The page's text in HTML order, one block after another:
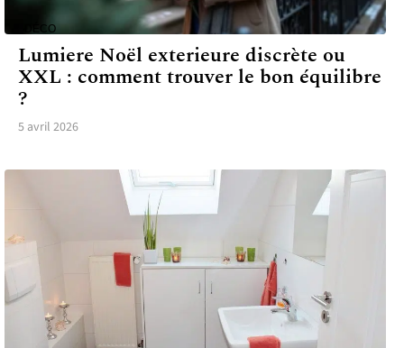
DÉCO
Lumiere Noël exterieure discrète ou
XXL : comment trouver le bon équilibre
?
5 avril 2026